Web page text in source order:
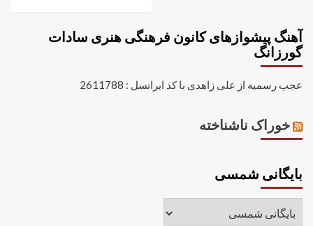
آهنگ پیشوازهای کانون فرهنگی هنری سادات
گورزانگ
عجب رسمیه از علی زاهدی با کد ایرانسل : 2611788
خوراک ناشناخته
بایگانی شمسی